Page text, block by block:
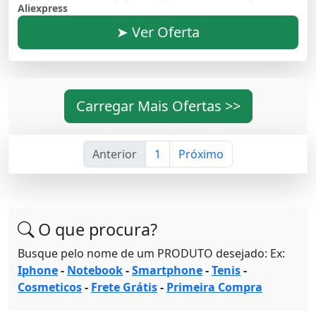
Aliexpress
➤ Ver Oferta
Carregar Mais Ofertas >>
Anterior 1 Próximo
O que procura?
Busque pelo nome de um PRODUTO desejado: Ex:
Iphone- Notebook-Smartphone-Tenis-
Cosmeticos- Frete Grátis- Primeira Compra